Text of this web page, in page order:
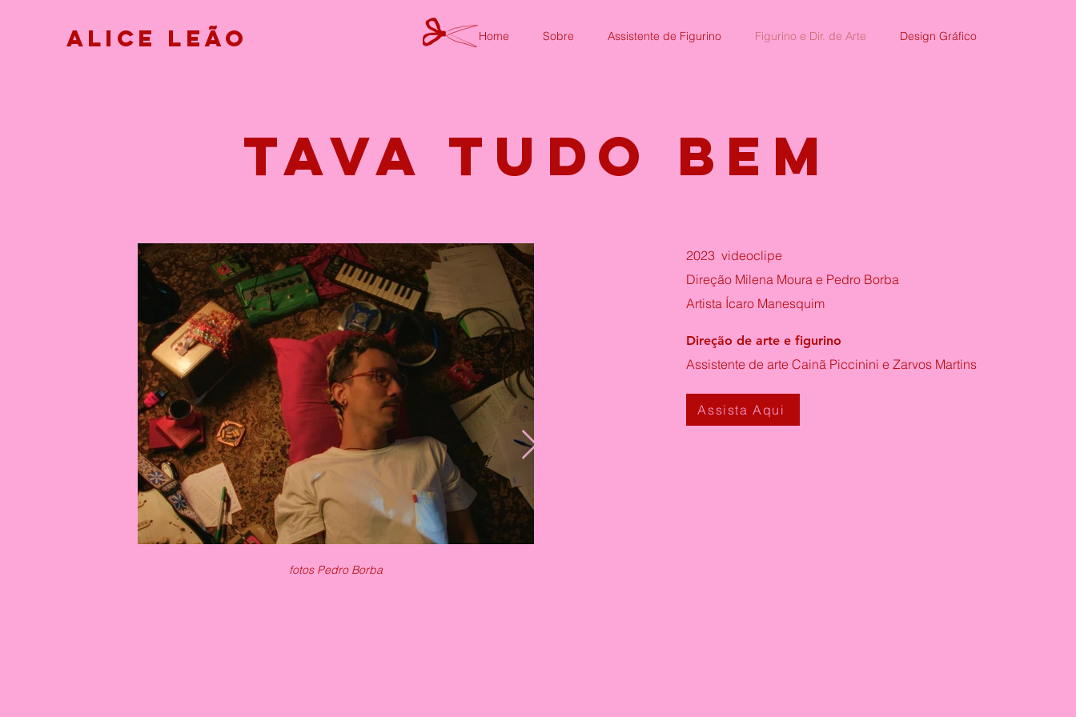
Alice Leão Home Sobre Assistente de Figurino Figurino e Dir. de Arte Design Gráfico
tava tudo bem
fotos Pedro Borba
2023 videoclipe
Direção Milena Moura e Pedro Borba
Artista Ícaro Manesquim
Direção de arte e figurino
Assistente de arte Cainã Piccinini e Zarvos Martins
Assista Aqui